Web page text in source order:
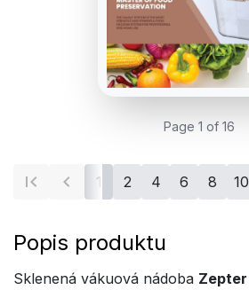
Page 1 of 16
1 2 4 6 8 10
Popis produktu
Sklenená vákuová nádoba Zepter